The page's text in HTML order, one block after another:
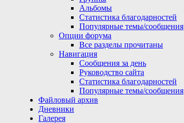
Альбомы
Статистика благодарностей
Популярные темы/сообщения
Опции форума
Все разделы прочитаны
Навигация
Сообщения за день
Руководство сайта
Статистика благодарностей
Популярные темы/сообщения
Файловый архив
Дневники
Галерея